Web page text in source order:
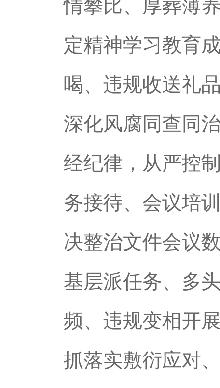
情攀比、厚葬薄
定精神学习教育
喝、违规收送礼
深化风腐同查同
经纪律，从严控
务接待、会议培
决整治文件会议
基层派任务、多
频、违规变相开
抓落实敷衍应对